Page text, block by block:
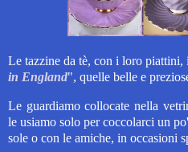
Le tazzine da tè, con i loro
in England", quelle belle e
Le guardiamo collocate nella
le usiamo solo per coccolarci un
sole o con le amiche, in occasioni